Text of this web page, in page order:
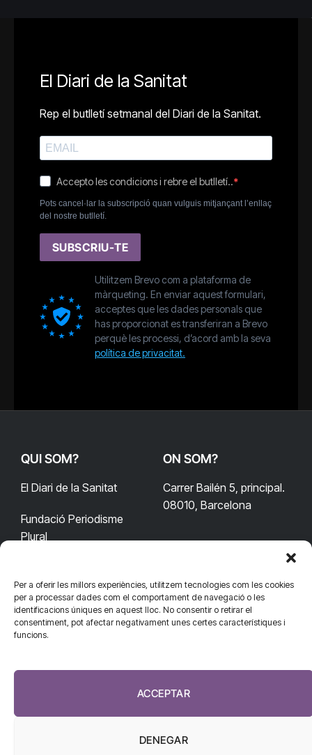
Per a oferir les millors experiències, utilitzem tecnologies com les cookies
per a processar dades com el comportament de navegació o les
identificacions úniques en aquest lloc. No consentir o retirar el
consentiment, pot afectar negativament unes certes característiques i
funcions.
ACCEPTAR
DENEGAR
El Diari de la Sanitat
Rep el butlletí setmanal del Diari de la Sanitat.
Accepto les condicions i rebre el butlletí..
Pots cancel·lar la subscripció quan vulguis mitjançant l’enllaç
del nostre butlletí.
SUBSCRIU-TE
Utilitzem Brevo com a plataforma de
màrqueting. En enviar aquest formulari,
acceptes que les dades personals que
has proporcionat es transferiran a Brevo
perquè les processi, d’acord amb la seva
política de privacitat.
QUI SOM?
El Diari de la Sanitat
Fundació Periodisme
Plural
ON SOM?
Carrer Bailén 5, principal.
08010, Barcelona
CONTACTA'NS
redaccio@diarisanitat.cat
932 311 247
CONNECTA